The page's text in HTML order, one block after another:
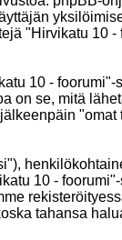
"Hirvikatu
10 -
on se, mitä
10 -
tahansa